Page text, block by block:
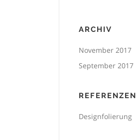
ARCHIV
November 2017
September 2017
REFERENZEN
Designfolierung